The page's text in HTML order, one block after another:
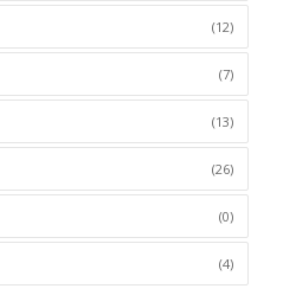
(12)
(7)
(13)
(26)
(0)
(4)